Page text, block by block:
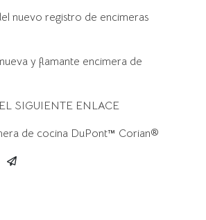
nuevo registro de encimeras
y flamante encimera de
SIGUIENTE ENLACE
de cocina DuPont™ Corian®